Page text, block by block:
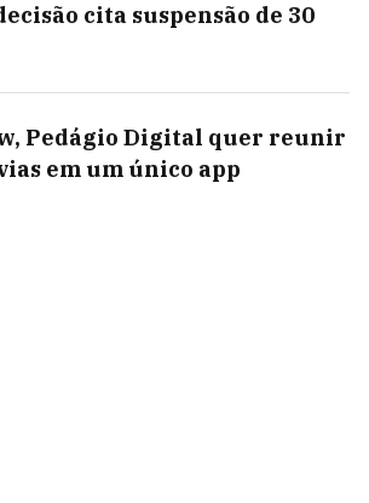
cita suspensão de 30
Pedágio Digital quer reunir
em um único app